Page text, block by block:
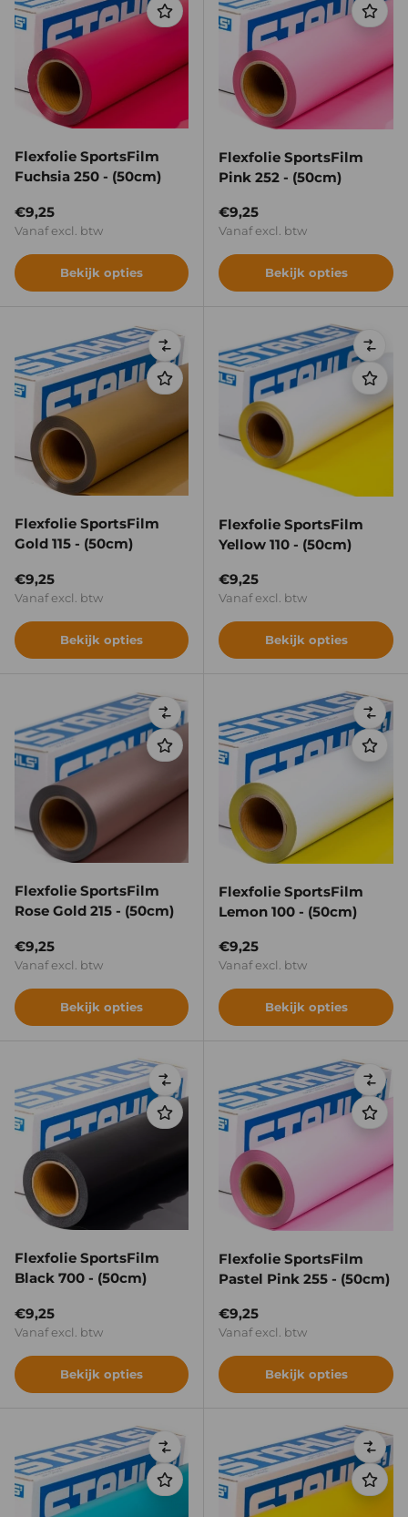
Flexfolie SportsFilm
Fuchsia 250 - (50cm)
Reguliere prijs
€9,25
Vanaf excl. btw
Bekijk opties
Flexfolie SportsFilm
Pink 252 - (50cm)
Reguliere prijs
€9,25
Vanaf excl. btw
Bekijk opties
Vergelijken
Flexfolie SportsFilm
Gold 115 - (50cm)
Reguliere prijs
€9,25
Vanaf excl. btw
Bekijk opties
Flexfolie SportsFilm
Yellow 110 - (50cm)
Reguliere prijs
€9,25
Vanaf excl. btw
Bekijk opties
Vergelijken
Flexfolie SportsFilm
Rose Gold 215 - (50cm)
Reguliere prijs
€9,25
Vanaf excl. btw
Bekijk opties
Flexfolie SportsFilm
Lemon 100 - (50cm)
Reguliere prijs
€9,25
Vanaf excl. btw
Bekijk opties
Vergelijken
Flexfolie SportsFilm
Black 700 - (50cm)
Reguliere prijs
€9,25
Vanaf excl. btw
Bekijk opties
Flexfolie SportsFilm
Pastel Pink 255 - (50cm)
Reguliere prijs
€9,25
Vanaf excl. btw
Bekijk opties
Vergelijken